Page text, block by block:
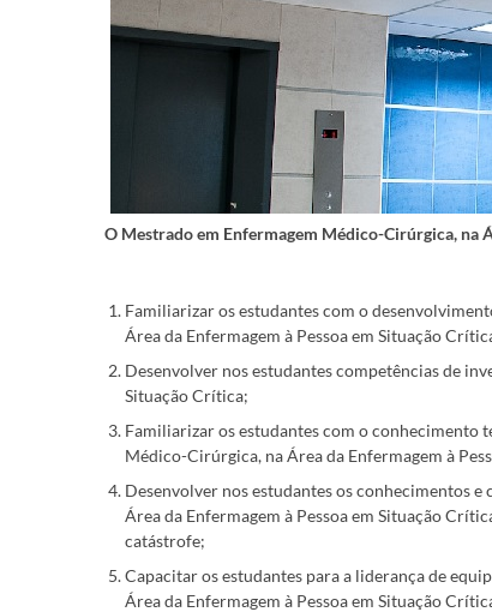
O Mestrado em Enfermagem Médico-Cirúrgica, na
Familiarizar os estudantes com o
Área da Enfermagem à Pessoa em Situação
Desenvolver nos estudantes competências de
Situação Crítica;
Familiarizar os estudantes com o conhecimento
Médico-Cirúrgica, na Área da Enfermagem à
Desenvolver nos estudantes os conhecimentos
Área da Enfermagem à Pessoa em Situação
catástrofe;
Capacitar os estudantes para a liderança de
Área da Enfermagem à Pessoa em Situação